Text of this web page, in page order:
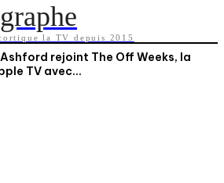
la TV depuis 2015
rejoint The Off Weeks, la
TV avec...